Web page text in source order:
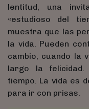
lentitud, una
«estudioso del
muestra que las
la vida. Pueden
cambio, cuando la
largo la felicidad.
tiempo. La vida es
para ir con prisas.